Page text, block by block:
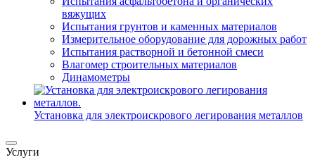
вяжущих
Испытания грунтов и каменных материалов
Измерительное оборудование для дорожных работ
Испытания растворной и бетонной смеси
Влагомер строительных материалов
Динамометры
Установка для электроискрового легирования металлов
Услуги